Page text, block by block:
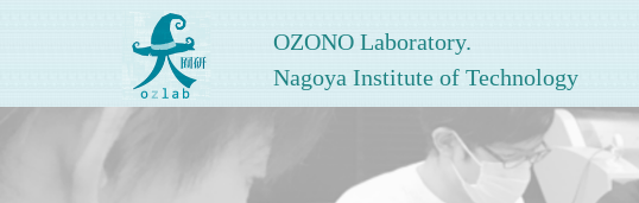
OZONO Laboratory.
Nagoya Institute of Technology